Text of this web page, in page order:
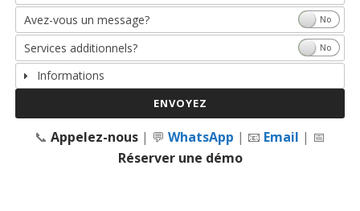
Avez-vous un message? No
Services additionnels? No
Informations
📞 Appelez-nous | 💬 WhatsApp | 📧 Email | 📅
Réserver une démo